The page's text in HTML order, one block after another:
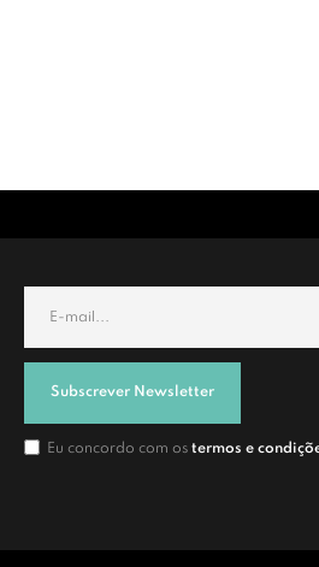
Subscrever Newsletter
Eu concordo com os termos e